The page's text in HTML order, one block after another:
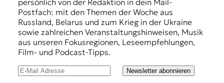
Postfach: mit den Themen der Woche aus
Russland, Belarus und zum Krieg in der Ukraine
sowie zahlreichen Veranstaltungshinweisen, Musik
aus unseren Fokusregionen, Leseempfehlungen,
Film- und Podcast-Tipps.
Newsletter abonnieren